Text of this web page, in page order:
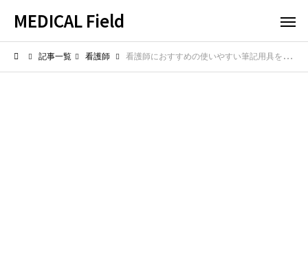
MEDICAL Field
記事一覧 看護師 看護師におすすめの使いやすい筆記用具を紹介！ポケットに入れておきたい品